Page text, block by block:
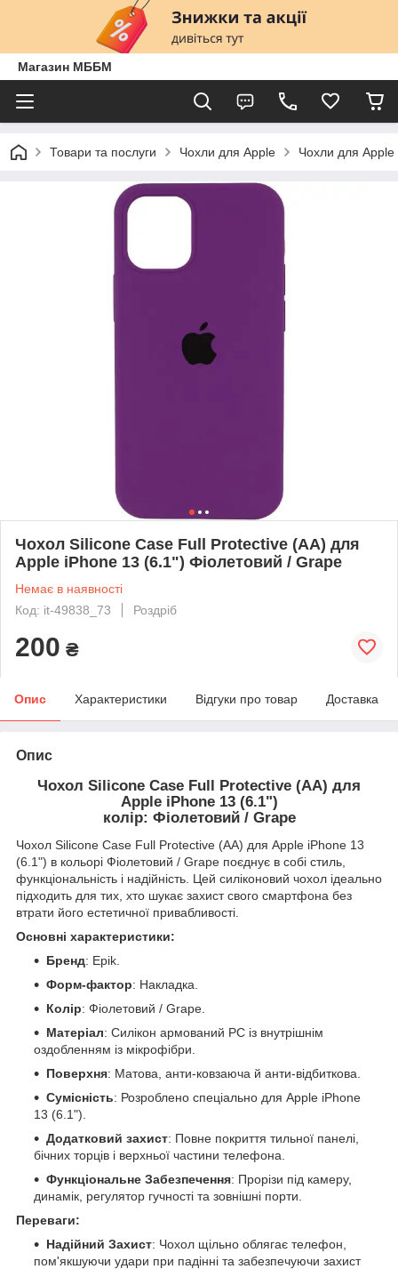
Магазин МББМ
Товари та послуги Чохли для Apple Чохли для Apple
Чохол Silicone Case Full Protective (AA) для
Apple iPhone 13 (6.1") Фіолетовий / Grape
Немає в наявності
Код: it-49838_73
Роздріб
200 ₴
Опис Характеристики Відгуки про товар Доставка
Опис
Чохол Silicone Case Full Protective (AA) для
Apple iPhone 13 (6.1")
колір: Фіолетовий / Grape
Чохол Silicone Case Full Protective (AA) для Apple iPhone 13
(6.1") в кольорі Фіолетовий / Grape поєднує в собі стиль,
функціональність і надійність. Цей силіконовий чохол ідеально
підходить для тих, хто шукає захист свого смартфона без
втрати його естетичної привабливості.
Основні характеристики:
Бренд: Epik.
Форм-фактор: Накладка.
Колір: Фіолетовий / Grape.
Матеріал: Силікон армований PC із внутрішнім
оздобленням із мікрофібри.
Поверхня: Матова, анти-ковзаюча й анти-відбиткова.
Сумісність: Розроблено спеціально для Apple iPhone
13 (6.1").
Додатковий захист: Повне покриття тильної панелі,
бічних торців і верхньої частини телефона.
Функціональне Забезпечення: Прорізи під камеру,
динамік, регулятор гучності та зовнішні порти.
Переваги:
Надійний Захист: Чохол щільно облягає телефон,
пом'якшуючи удари при падінні та забезпечуючи захист